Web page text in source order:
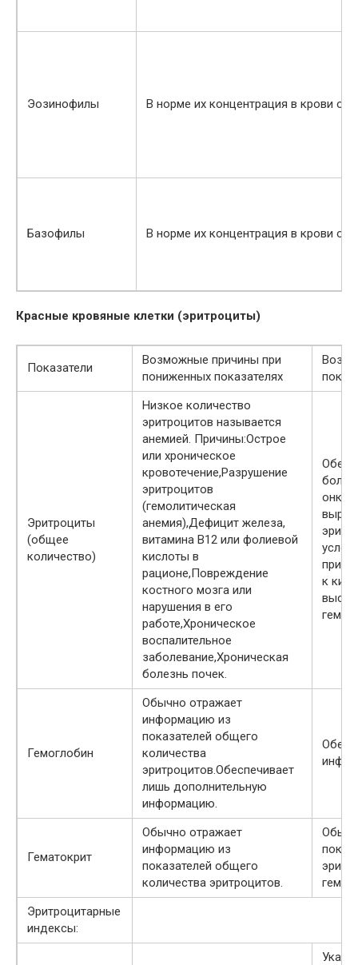
Эозинофилы В норме их концентрация в крови
Базофилы В норме их концентрация в крови
Красные кровяные клетки (эритроциты)
Показатели
Возможные причины при
пониженных показателях
Эритроциты
(общее
количество)
Низкое количество
эритроцитов называется
анемией. Причины:Острое
или хроническое
кровотечение,Разрушение
эритроцитов
(гемолитическая
анемия),Дефицит железа,
витамина В12 или фолиевой
кислоты в
рационе,Повреждение
костного мозга или
нарушения в его
работе,Хроническое
воспалительное
заболевание,Хроническая
болезнь почек.
к
Гемоглобин
Обычно отражает
информацию из
показателей общего
количества
эритроцитов.Обеспечивает
лишь дополнительную
информацию.
Гематокрит
Обычно отражает
информацию из
показателей общего
количества эритроцитов.
Эритроцитарные
индексы: